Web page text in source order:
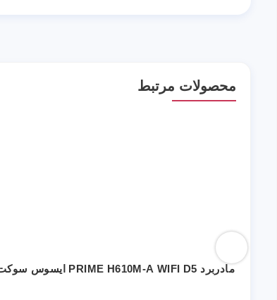
محصولات مرتبط
مادربرد PRIME H610M-A WIFI D5 ایسوس سوکت 1700